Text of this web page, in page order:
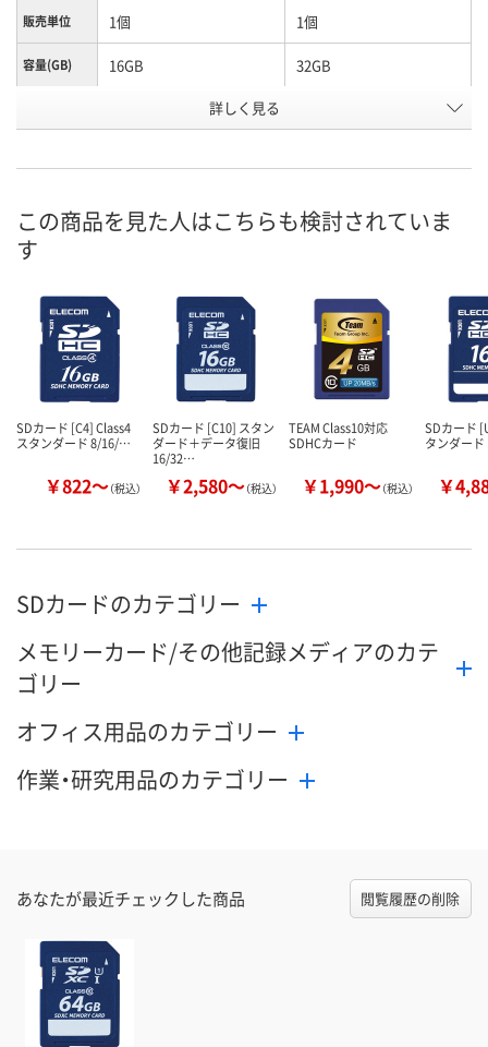
販売単位 1個 1個
容量(GB) 16GB 32GB
お届け日
数量
カゴへ
お取り扱い終了しました
詳しく見る
この商品を見た人はこちらも検討されていま
す
SDカード [C4] Class4
スタンダード 8/16/…
￥822～（税込）
SDカード [C10] スタン
ダード＋データ復旧
16/32…
￥2,580～（税込）
TEAM Class10対応
SDHCカード
￥1,990～（税込）
SDカード
タンダー
￥
SDカードのカテゴリー
メモリーカード/その他記録メディアのカテ
ゴリー
オフィス用品のカテゴリー
作業・研究用品のカテゴリー
あなたが最近チェックした商品 閲覧履歴の削除